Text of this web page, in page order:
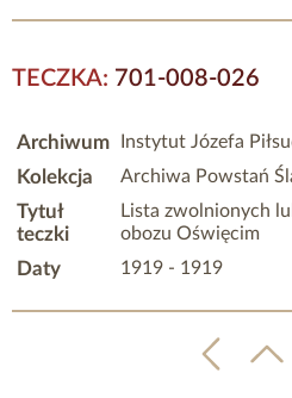
TECZKA: 701-008-026
Archiwum Instytut Józefa
Kolekcja Archiwa Powstań
Tytuł
teczki
Lista zwolnionych
obozu Oświęcim
Daty 1919 - 1919